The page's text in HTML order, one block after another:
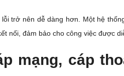
trở nên dễ dàng hơn. Một hệ
nối, đảm bảo cho công việc được
mạng, cáp